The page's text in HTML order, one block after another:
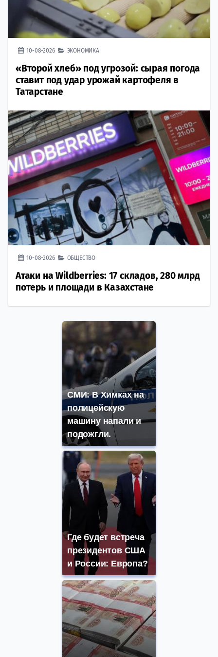
10-08-2026 ЭКОНОМИКА
«Второй хлеб» под угрозой: сырая погода
ставит под удар урожай картофеля в
Татарстане
10-08-2026 ОБЩЕСТВО
Атаки на Wildberries: 17 складов, 280 млрд
потерь и площади в Казахстане
СМИ: В Химках на
полицейскую
машину напали и
подожгли.
Где будет встреча
президентов США
и России: Европа?